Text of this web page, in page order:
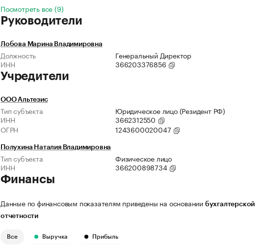
Посмотреть все (9)
Руководители
Лобова Марина Владимировна
Должность
Генеральный Директор
ИНН
366203376856
Учредители
ООО Альтезис
Тип субъекта
Юридическое лицо (Резидент РФ)
ИНН
3662312550
ОГРН
1243600020047
Полухина Наталия Владимировна
Тип субъекта
Физическое лицо
ИНН
366200898734
Финансы
Данные по финансовым показателям приведены на основании бухгалтерской
отчетности
Все Выручка Прибыль